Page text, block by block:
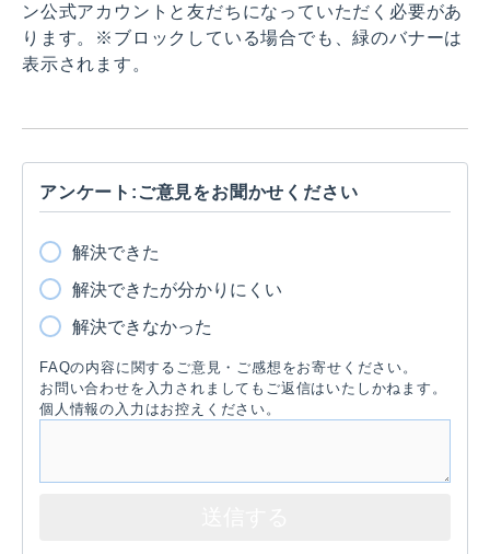
ン公式アカウントと友だちになっていただく必要があ
ります。※ブロックしている場合でも、緑のバナーは
表示されます。
アンケート:ご意見をお聞かせください
解決できた
解決できたが分かりにくい
解決できなかった
FAQの内容に関するご意見・ご感想をお寄せください。
お問い合わせを入力されましてもご返信はいたしかねます。
個人情報の入力はお控えください。